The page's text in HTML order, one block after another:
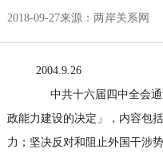
2018-09-27来源：两岸关系网
2004.9.26
中共十六届四中全会
政能力建设的决定」，内容包
力；坚决反对和阻止外国干涉